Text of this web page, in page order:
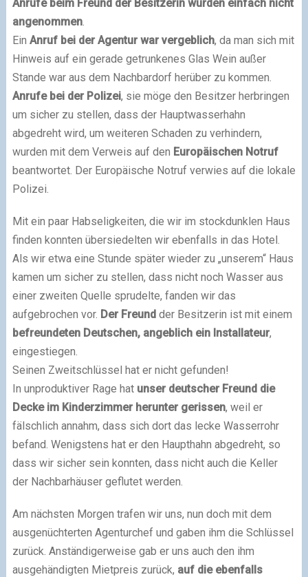
Anrufe beim Freund der Besitzerin wurden einfach nicht
angenommen.
Ein Anruf bei der Agentur war vergeblich, da man sich mit
Hinweis auf ein gerade getrunkenes Glas Wein außer
Stande war aus dem Nachbardorf herüber zu kommen.
Anrufe bei der Polizei, sie möge den Besitzer herbringen
um sicher zu stellen, dass der Hauptwasserhahn
abgedreht wird, um weiteren Schaden zu verhindern,
wurden mit dem Verweis auf den Europäischen Notruf
beantwortet. Der Europäische Notruf verwies auf die lokale
Polizei.
Mit ein paar Habseligkeiten, die wir im stockdunklen Haus
finden konnten übersiedelten wir ebenfalls in das Hotel.
Als wir etwa eine Stunde später wieder zu „unserem“ Haus
kamen um sicher zu stellen, dass nicht noch Wasser aus
einer zweiten Quelle sprudelte, fanden wir das
aufgebrochen vor. Der Freundder Besitzerin ist mit einem
befreundeten Deutschen, angeblich ein Installateur,
eingestiegen.
Seinen Zweitschlüssel hat er nicht gefunden!
In unproduktiver Rage hat unser deutscher Freund die
Decke im Kinderzimmer herunter gerissen, weil er
fälschlich annahm, dass sich dort das lecke Wasserrohr
befand. Wenigstens hat er den Haupthahn abgedreht, so
dass wir sicher sein konnten, dass nicht auch die Keller
der Nachbarhäuser geflutet werden.
Am nächsten Morgen trafen wir uns, nun doch mit dem
ausgenüchterten Agenturchef und gaben ihm die Schlüssel
zurück. Anständigerweise gab er uns auch den ihm
ausgehändigten Mietpreis zurück, auf die ebenfalls